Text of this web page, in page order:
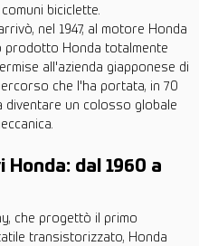
biciclette.
nel 1947, al motore Honda
prodotto Honda totalmente
all'azienda giapponese di
che l'ha portata, in 70
diventare un colosso globale
Honda: dal 1960 a
che progettò il primo
transistorizzato, Honda